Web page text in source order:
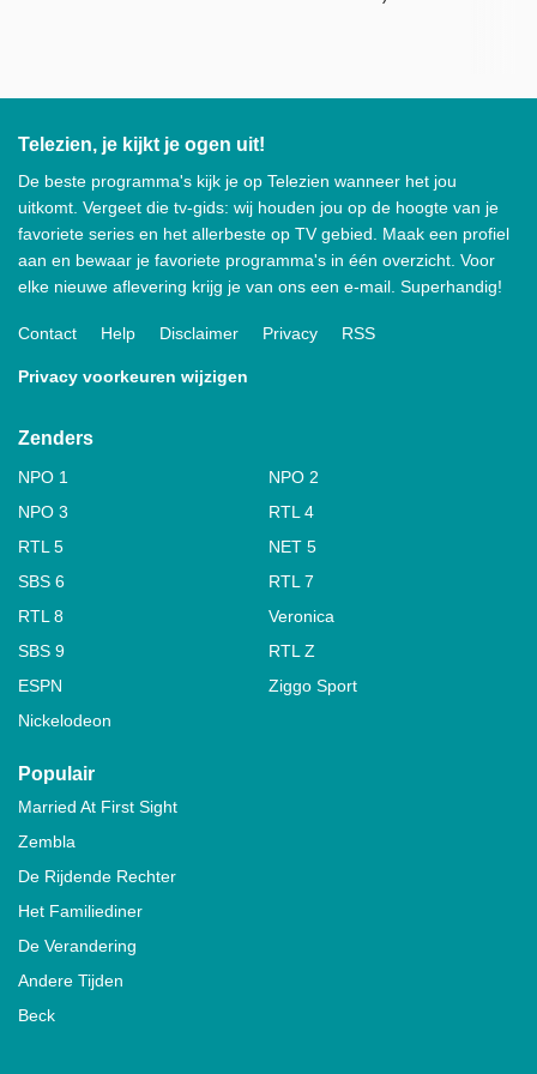
Telezien, je kijkt je ogen uit!
De beste programma's kijk je op Telezien wanneer het jou
uitkomt. Vergeet die tv-gids: wij houden jou op de hoogte van je
favoriete series en het allerbeste op TV gebied. Maak een profiel
aan en bewaar je favoriete programma's in één overzicht. Voor
elke nieuwe aflevering krijg je van ons een e-mail. Superhandig!
Contact Help Disclaimer Privacy RSS
Privacy voorkeuren wijzigen
Zenders
NPO 1
NPO 2
NPO 3
RTL 4
RTL 5
NET 5
SBS 6
RTL 7
RTL 8
Veronica
SBS 9
RTL Z
ESPN
Ziggo Sport
Nickelodeon
Populair
Married At First Sight
Zembla
De Rijdende Rechter
Het Familiediner
De Verandering
Andere Tijden
Beck